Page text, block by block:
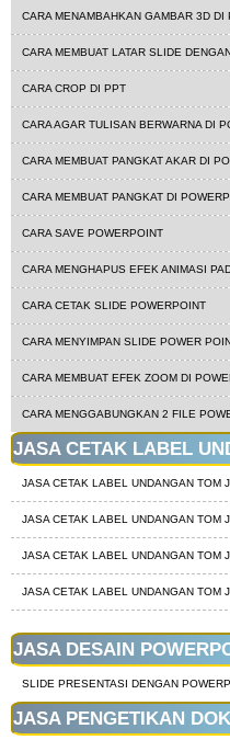
CARA MENAMBAHKAN GAMBAR 3D DI
CARA MEMBUAT LATAR SLIDE
CARA CROP DI PPT
CARA AGAR TULISAN BERWARNA DI
CARA MEMBUAT PANGKAT AKAR DI
CARA MEMBUAT PANGKAT DI
CARA SAVE POWERPOINT
CARA MENGHAPUS EFEK ANIMASI
CARA CETAK SLIDE POWERPOINT
CARA MENYIMPAN SLIDE POWER
CARA MEMBUAT EFEK ZOOM DI
CARA MENGGABUNGKAN 2 FILE
JASA CETAK LABEL
JASA CETAK LABEL UNDANGAN TOM
JASA CETAK LABEL UNDANGAN TOM
JASA CETAK LABEL UNDANGAN TOM
JASA CETAK LABEL UNDANGAN TOM
JASA DESAIN
SLIDE PRESENTASI DENGAN
JASA PENGETIKAN